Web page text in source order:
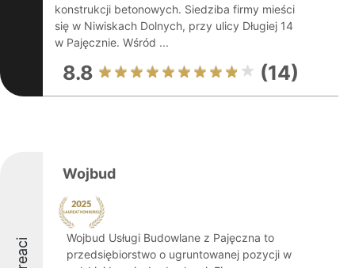
konstrukcji betonowych. Siedziba firmy mieści
się w Niwiskach Dolnych, przy ulicy Długiej 14
w Pajęcznie. Wśród ...
8.8 (14)
Wojbud
Wojbud Usługi Budowlane z Pajęczna to
przedsiębiorstwo o ugruntowanej pozycji w